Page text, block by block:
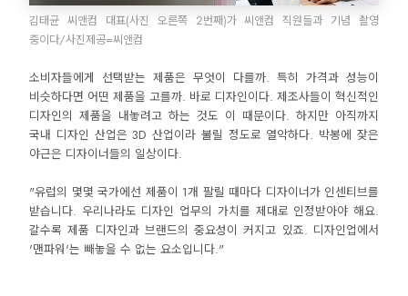
김태균 씨앤컴 대표(사진 오른쪽 2번째)가 씨앤컴 직원들과 기념 촬영
중이다/사진제공=씨앤컴
소비자들에게 선택받는 제품은 무엇이 다를까. 특히 가격과 성능이
비슷하다면 어떤 제품을 고를까. 바로 디자인이다. 제조사들이 혁신적인
디자인의 제품을 내놓려고 하는 것도 이 때문이다. 하지만 아직까지
국내 디자인 산업은 3D 산업이라 불릴 정도로 열악하다. 박봉에 잦은
야근은 디자이너들의 일상이다.
"유럽의 몇몇 국가에선 제품이 1개 팔릴 때마다 디자이너가 인센티브를
받습니다. 우리나라도 디자인 업무의 가치를 제대로 인정받아야 해요.
갈수록 제품 디자인과 브랜드의 중요성이 커지고 있죠. 디자인업에서
'맨파워'는 빼놓을 수 없는 요소입니다."